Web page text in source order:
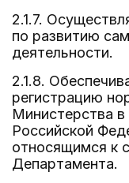
2.1.7.
по развитию
деятельности.
2.1.8.
регистрацию
Министерства
Российской
относящимся к
Департамента.